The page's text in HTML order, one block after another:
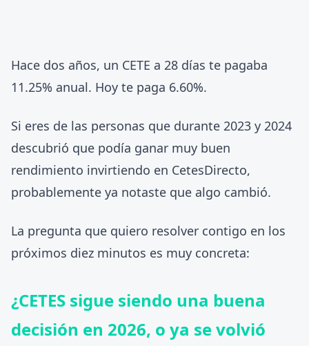
Hace dos años, un CETE a 28 días te pagaba
11.25% anual. Hoy te paga 6.60%.
Si eres de las personas que durante 2023 y 2024
descubrió que podía ganar muy buen
rendimiento invirtiendo en CetesDirecto,
probablemente ya notaste que algo cambió.
La pregunta que quiero resolver contigo en los
próximos diez minutos es muy concreta:
¿CETES sigue siendo una buena
decisión en 2026, o ya se volvió